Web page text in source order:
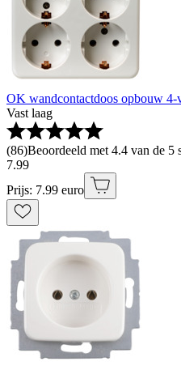
OK wandcontactdoos opbouw 4-
Vast laag
(86)Beoordeeld met 4.4 van de 5
7.99
Prijs: 7.99 euro